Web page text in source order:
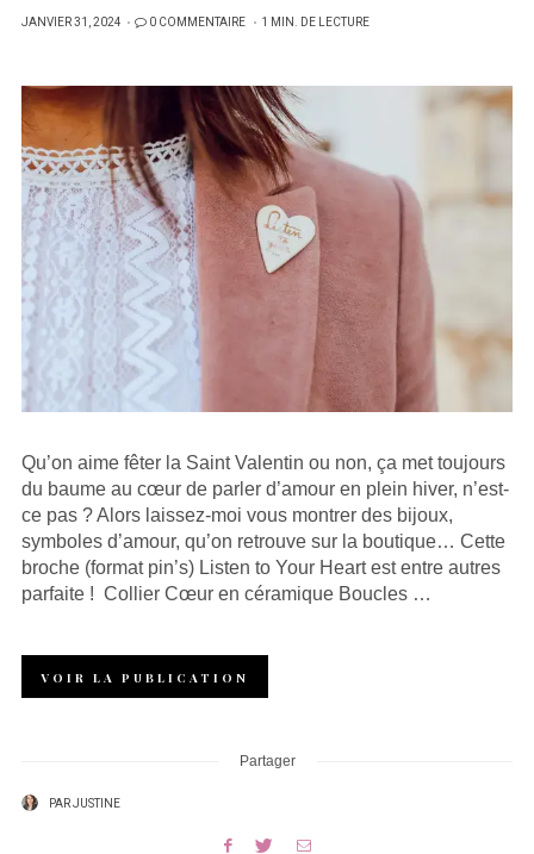
PUBLIÉ
JANVIER 31, 2024 0 COMMENTAIRE 1 MIN. DE LECTURE
Qu’on aime fêter la Saint Valentin ou non, ça met toujours
du baume au cœur de parler d’amour en plein hiver, n’est-
ce pas ? Alors laissez-moi vous montrer des bijoux,
symboles d’amour, qu’on retrouve sur la boutique… Cette
broche (format pin’s) Listen to Your Heart est entre autres
parfaite ! Collier Cœur en céramique Boucles …
VOIR LA PUBLICATION
Partager
PARJUSTINE